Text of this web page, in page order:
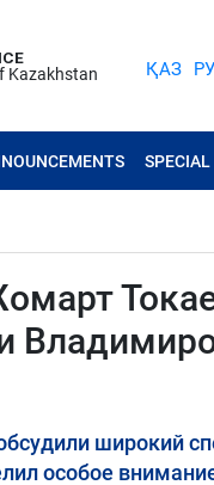
Kazakhstan
ҚАЗ
широкий
особое